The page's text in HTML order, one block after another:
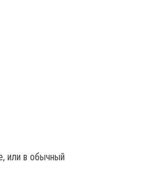
или в обычный